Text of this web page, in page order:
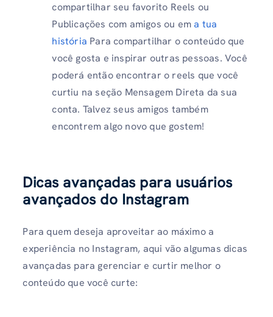
compartilhar seu favorito Reels ou
Publicações com amigos ou ema tua
história Para compartilhar o conteúdo que
você gosta e inspirar outras pessoas. Você
poderá então encontrar o reels que você
curtiu na seção Mensagem Direta da sua
conta. Talvez seus amigos também
encontrem algo novo que gostem!
Dicas avançadas para usuários
avançados do Instagram
Para quem deseja aproveitar ao máximo a
experiência no Instagram, aqui vão algumas dicas
avançadas para gerenciar e curtir melhor o
conteúdo que você curte: